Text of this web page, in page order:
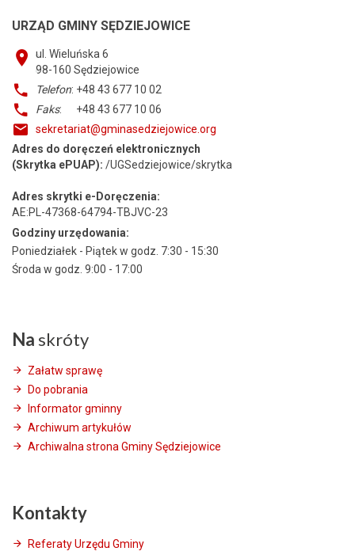
URZĄD GMINY SĘDZIEJOWICE
ul. Wieluńska 6
98-160 Sędziejowice
Telefon: +48 43 677 10 02
Faks: +48 43 677 10 06
sekretariat@gminasedziejowice.org
Adres do doręczeń elektronicznych
(Skrytka ePUAP): /UGSedziejowice/skrytka
Adres skrytki e-Doręczenia:
AE:PL-47368-64794-TBJVC-23
Godziny urzędowania:
Poniedziałek - Piątek w godz. 7:30 - 15:30
Środa w godz. 9:00 - 17:00
Na skróty
Załatw sprawę
Do pobrania
Informator gminny
Archiwum artykułów
Archiwalna strona Gminy Sędziejowice
Kontakty
Referaty Urzędu Gminy